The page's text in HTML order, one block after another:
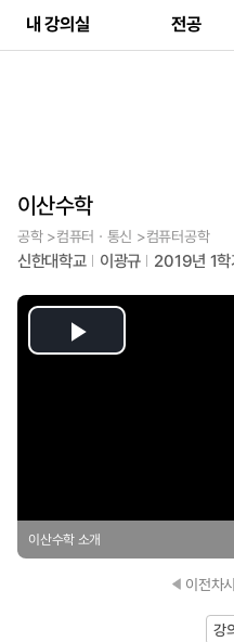
내 강의실 전공
이산수학
공학 >컴퓨터ㆍ통신 >컴퓨터공학
신한대학교 이광규 2019년 1학
Play
이산수학 소개
이전차시
강